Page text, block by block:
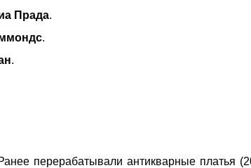
Прада.
.
.
перерабатывали антикварные платья